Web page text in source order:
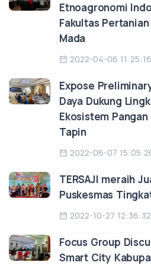
Etnoagronomi
Fakultas
Mada
2022-04-06 11:25:16
Expose
Daya Dukung
Ekosistem
Tapin
2022-06-07
TERSAJI meraih
Puskesmas
2022-10-27 12:36:32
Focus Group
Smart City